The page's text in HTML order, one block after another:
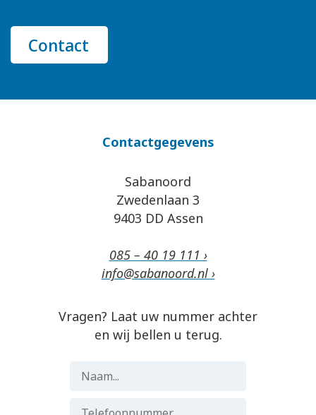
Contact
Contactgegevens
Sabanoord
Zwedenlaan 3
9403 DD Assen
085 – 40 19 111 ›
info@sabanoord.nl ›
Vragen? Laat uw nummer achter
en wij bellen u terug.